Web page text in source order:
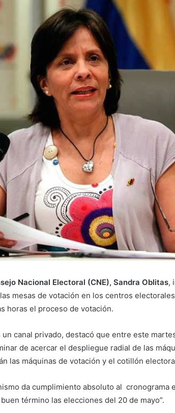
Nacional Electoral (CNE), Sandra Oblitas,
mesas de votación en los centros
horas el proceso de votación.
canal privado, destacó que entre este
de acercar el despliegue radial de las
las máquinas de votación y el cotillón
da cumplimiento absoluto al cronograma
término las elecciones del 20 de mayo”.